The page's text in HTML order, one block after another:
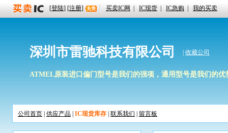
[登陆] [注册] 买卖IC网 IC现货 IC急购 我的买卖
深圳市雷驰科技有限公司 收藏公司
ATMEL原装进口偏门型号是我们的强项，通用型号是我们的优
公司首页 供应产品 IC现货库存 联系我们 留言板